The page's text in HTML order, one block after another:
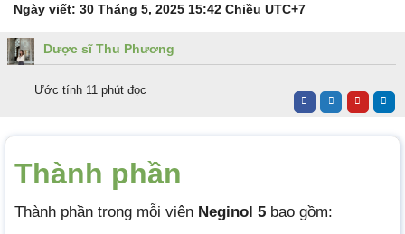
Ngày viết: 30 Tháng 5, 2025 15:42 Chiều UTC+7
Dược sĩ Thu Phương
Ước tính 11 phút đọc
Thành phần
Thành phần trong mỗi viên Neginol 5 bao gồm: